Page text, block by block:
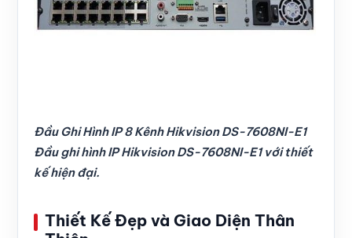
Đầu Ghi Hình IP 8 Kênh Hikvision DS-7608NI-E1
Đầu ghi hình IP Hikvision DS-7608NI-E1 với thiết
kế hiện đại.
Thiết Kế Đẹp và Giao Diện Thân